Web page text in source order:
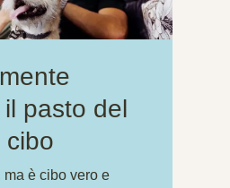
pasto del
cibo
ma è cibo vero e